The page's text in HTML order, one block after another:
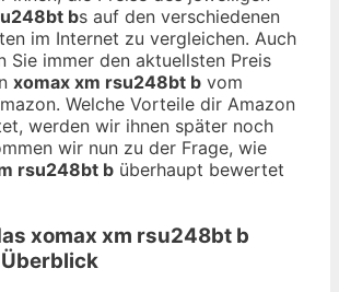
bs auf den verschiedenen
im Internet zu vergleichen. Auch
Sie immer den aktuellsten Preis
xomax xm rsu248bt b vom
Welche Vorteile dir Amazon
werden wir ihnen später noch
wir nun zu der Frage, wie
rsu248bt b überhaupt bewertet
xomax xm rsu248bt b